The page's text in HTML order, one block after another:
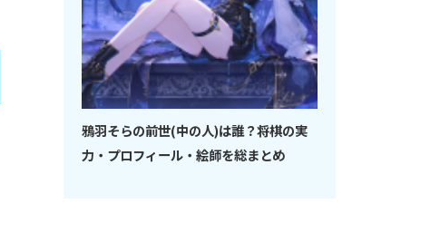
鴉羽そらの前世(中の人)は誰？将棋の実
力・プロフィール・絵師を総まとめ